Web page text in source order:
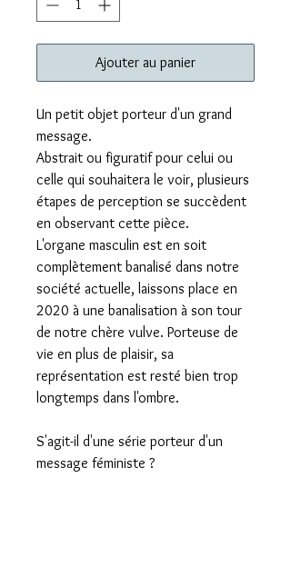
Ajouter au panier
Un petit objet porteur d'un grand
message.
Abstrait ou figuratif pour celui ou
celle qui souhaitera le voir, plusieurs
étapes de perception se succèdent
en observant cette pièce.
L'organe masculin est en soit
complètement banalisé dans notre
société actuelle, laissons place en
2020 à une banalisation à son tour
de notre chère vulve. Porteuse de
vie en plus de plaisir, sa
représentation est resté bien trop
longtemps dans l'ombre.
S'agit-il d'une série porteur d'un
message féministe ?